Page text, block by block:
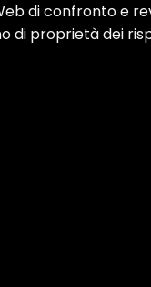
di confronto e
di proprietà dei